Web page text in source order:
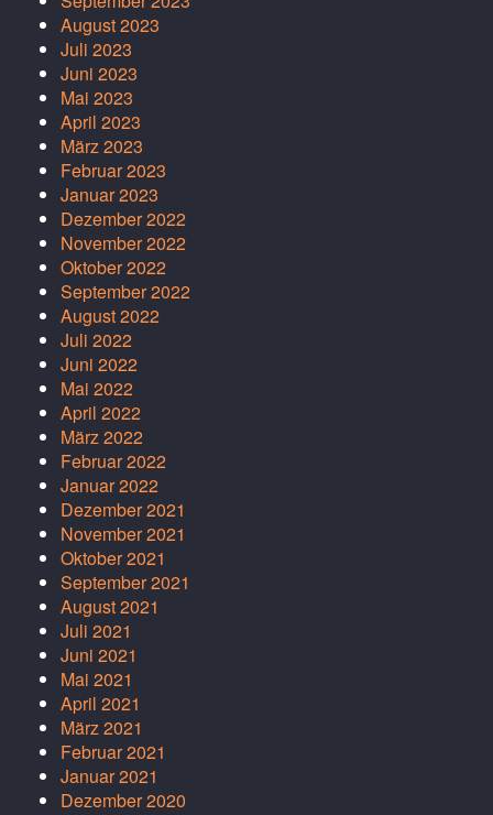
August 2023
Juli 2023
Juni 2023
Mai 2023
April 2023
März 2023
Februar 2023
Januar 2023
Dezember 2022
November 2022
Oktober 2022
September 2022
August 2022
Juli 2022
Juni 2022
Mai 2022
April 2022
März 2022
Februar 2022
Januar 2022
Dezember 2021
November 2021
Oktober 2021
September 2021
August 2021
Juli 2021
Juni 2021
Mai 2021
April 2021
März 2021
Februar 2021
Januar 2021
Dezember 2020